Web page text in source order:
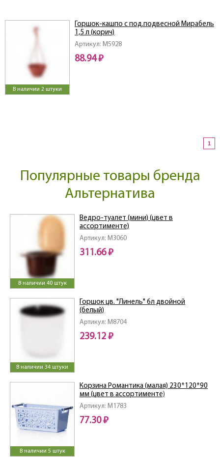
В наличии 2 штуки
Артикул: M5928
Горшок-кашпо с под.подвесной Мирабель
1,5 л (корич)
88.94 ₽
1
Популярные товары бренда
Альтернатива
В наличии 40 штук
Артикул: M3060
Ведро-туалет (мини) (цвет в
ассортименте)
311.66 ₽
В наличии 34 штуки
Артикул: M8704
Горшок цв. "Линель" 6л двойной
(белый)
239.12 ₽
В наличии 5 штук
Артикул: M1783
Корзина Романтика (малая) 230*120*90
мм (цвет в ассортименте)
77.30 ₽